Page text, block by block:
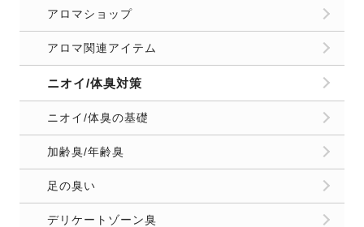
アロマショップ
アロマ関連アイテム
ニオイ/体臭対策
ニオイ/体臭の基礎
加齢臭/年齢臭
足の臭い
デリケートゾーン臭